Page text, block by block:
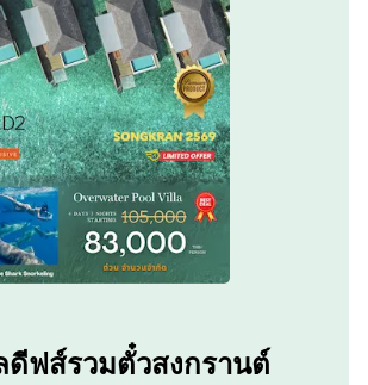
ดีฟส์รวมตั๋วสงกรานต์